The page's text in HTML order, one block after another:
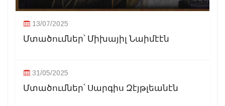
13/07/2025
Մտածումներ՝ Միխայիլ Նաիմէէն
31/05/2025
Մտածումներ՝ Սարգիս Զէյթլեանէն